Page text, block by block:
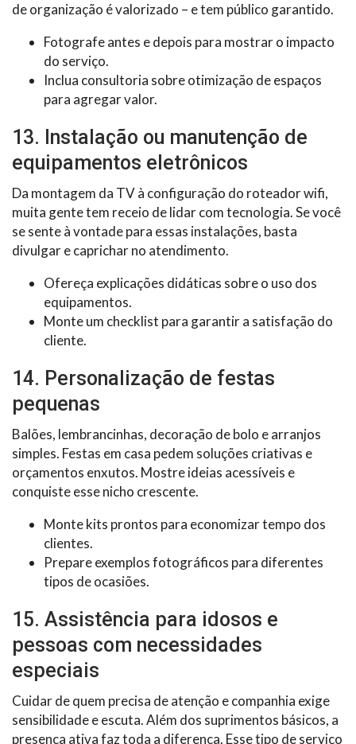
de organização é valorizado – e tem público garantido.
Fotografe antes e depois para mostrar o impacto
do serviço.
Inclua consultoria sobre otimização de espaços
para agregar valor.
13. Instalação ou manutenção de
equipamentos eletrônicos
Da montagem da TV à configuração do roteador wifi,
muita gente tem receio de lidar com tecnologia. Se você
se sente à vontade para essas instalações, basta
divulgar e caprichar no atendimento.
Ofereça explicações didáticas sobre o uso dos
equipamentos.
Monte um checklist para garantir a satisfação do
cliente.
14. Personalização de festas
pequenas
Balões, lembrancinhas, decoração de bolo e arranjos
simples. Festas em casa pedem soluções criativas e
orçamentos enxutos. Mostre ideias acessíveis e
conquiste esse nicho crescente.
Monte kits prontos para economizar tempo dos
clientes.
Prepare exemplos fotográficos para diferentes
tipos de ocasiões.
15. Assistência para idosos e
pessoas com necessidades
especiais
Cuidar de quem precisa de atenção e companhia exige
sensibilidade e escuta. Além dos suprimentos básicos, a
presença ativa faz toda a diferença. Esse tipo de serviço